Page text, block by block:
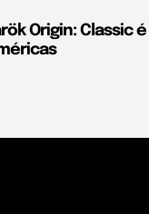
Origin: Classic